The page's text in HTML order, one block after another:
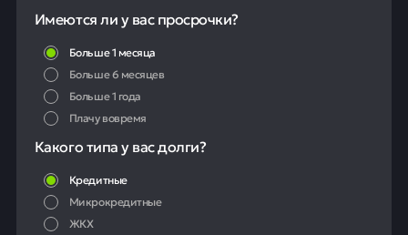
Имеются ли у вас просрочки?
Больше 1 месяца
Больше 6 месяцев
Больше 1 года
Плачу вовремя
Какого типа у вас долги?
Кредитные
Микрокредитные
ЖКХ